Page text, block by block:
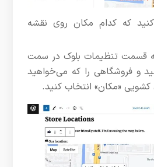
کنید که کدام مکان روی نقشه
به قسمت تنظیمات بلوک در سمت
و فروشگاهی را که می‌خواهید
«مکان» انتخاب کنید.